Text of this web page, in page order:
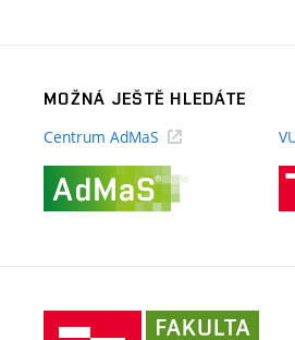
MOŽNÁ JEŠTĚ HLEDÁTE
Centrum AdMaS